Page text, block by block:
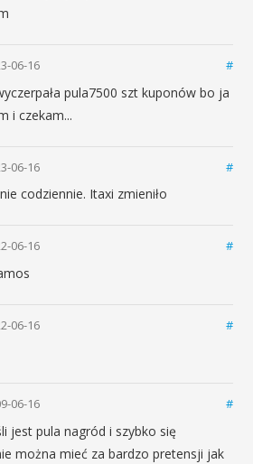
06-16 #
pula7500 szt kuponów bo ja
i czekam...
06-16 #
codziennie. Itaxi zmieniło
06-16 #
06-16 #
06-16 #
jest pula nagród i szybko się
można mieć za bardzo pretensji jak